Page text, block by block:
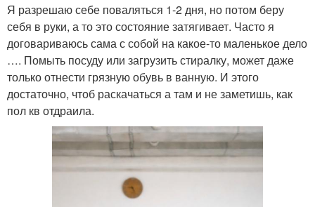
Я разрешаю себе поваляться 1-2 дня, но потом беру
себя в руки, а то это состояние затягивает. Часто я
договариваюсь сама с собой на какое-то маленькое дело
…. Помыть посуду или загрузить стиралку, может даже
только отнести грязную обувь в ванную. И этого
достаточно, чтоб раскачаться а там и не заметишь, как
пол кв отдраила.